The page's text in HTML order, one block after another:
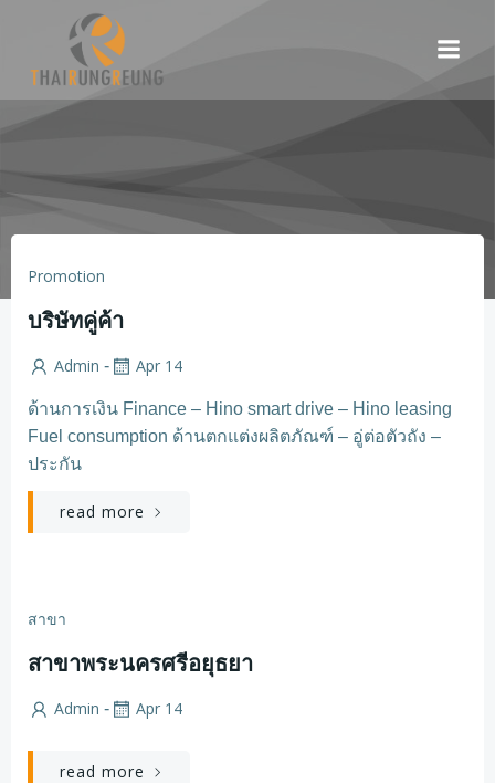
Promotion
บริษัทคู่ค้า
Admin - Apr 14
ด้านการเงิน Finance – Hino smart drive – Hino leasing
Fuel consumption ด้านตกแต่งผลิตภัณฑ์ – อู่ต่อตัวถัง –
ประกัน
read more
สาขา
สาขาพระนครศรีอยุธยา
Admin - Apr 14
read more